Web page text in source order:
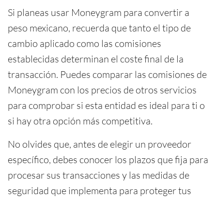
Si planeas usar Moneygram para convertir a
peso mexicano, recuerda que tanto el tipo de
cambio aplicado como las comisiones
establecidas determinan el coste final de la
transacción. Puedes comparar las comisiones de
Moneygram con los precios de otros servicios
para comprobar si esta entidad es ideal para ti o
si hay otra opción más competitiva.
No olvides que, antes de elegir un proveedor
específico, debes conocer los plazos que fija para
procesar sus transacciones y las medidas de
seguridad que implementa para proteger tus